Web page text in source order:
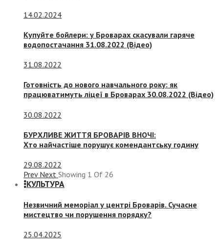
14.02.2024
Купуйте бойлери: у Броварах скасували гаряче
водопостачання 31.08.2022 (Відео)
31.08.2022
Готовність до нового навчального року: як
працюватимуть ліцеї в Броварах 30.08.2022 (Відео)
30.08.2022
БУРХЛИВЕ ЖИТТЯ БРОВАРІВ ВНОЧІ:
Хто найчастіше порушує комендантську годину
29.08.2022
Prev Next Showing 1 Of 26
КУЛЬТУРА
Незвичний меморіал у центрі Броварів. Сучасне
мистецтво чи порушення порядку?
25.04.2025